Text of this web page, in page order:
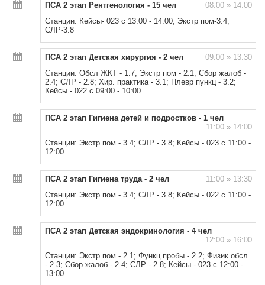
ПСА 2 этап Рентгенология - 15 чел 08:00 »14:00
Станции: Кейсы- 023 с 13:00 - 14:00; Экстр пом-3.4;
СЛР-3.8
ПСА 2 этап Детская хирургия - 2 чел 09:00 »13:30
Станции: Обсл ЖКТ - 1.7; Экстр пом - 2.1; Сбор жалоб -
2.4; СЛР - 2.8; Хир. практика - 3.1; Плевр пункц - 3.2;
Кейсы - 022 с 09:00 - 10:00
ПСА 2 этап Гигиена детей и подростков - 1 чел
11:00 »14:00
Станции: Экстр пом - 3.4; СЛР - 3.8; Кейсы - 023 с 11:00 -
12:00
ПСА 2 этап Гигиена труда - 2 чел 11:00 »13:30
Станции: Экстр пом - 3.4; СЛР - 3.8; Кейсы - 022 с 11:00 -
12:00
ПСА 2 этап Детская эндокринология - 4 чел
12:00 »16:00
Станции: Экстр пом - 2.1; Функц пробы - 2.2; Физик обсл
- 2.3; Сбор жалоб - 2.4; СЛР - 2.8; Кейсы - 023 с 12:00 -
13:00